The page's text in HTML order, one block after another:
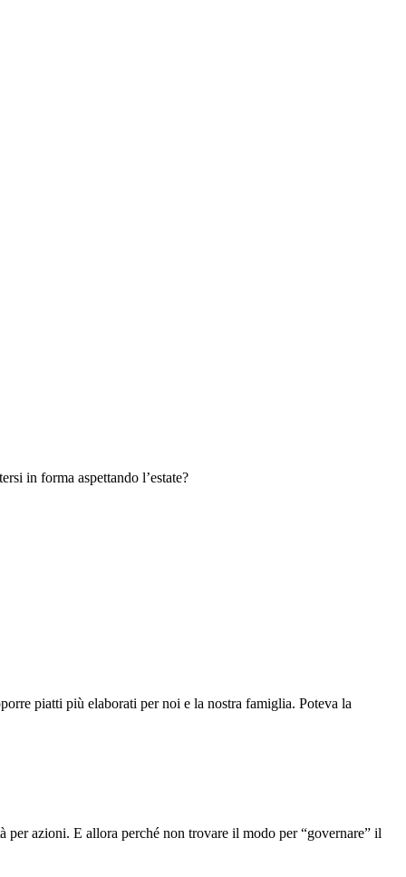
in forma aspettando l’estate?
piatti più elaborati per noi e la nostra famiglia. Poteva la
per azioni. E allora perché non trovare il modo per “governare” il